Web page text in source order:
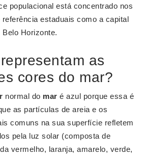
populacional está concentrado nos
estaduais como a capital
Belo Horizonte.
as
cores do mar?
normal do mar é azul porque essa é
as partículas de areia e os
comuns na sua superfície refletem
pela luz solar (composta de
vermelho, laranja, amarelo, verde,